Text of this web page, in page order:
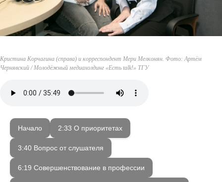
Кристина Корчагина (справа) и корреспондент Мери Мелконян. Фото: Артём
Чернявский / Молодёжный медиахолдинг «Есть talk!» ТГУ
Начало 2:33 О приоритетах
3:40 Вопрос от слушателя
6:19 Совершенствование в профессии